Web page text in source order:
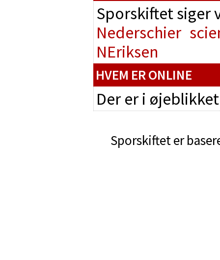
Sporskiftet
Nederschier
NEriksen
HVEM ER ONLINE
Der er i
Sporskiftet er